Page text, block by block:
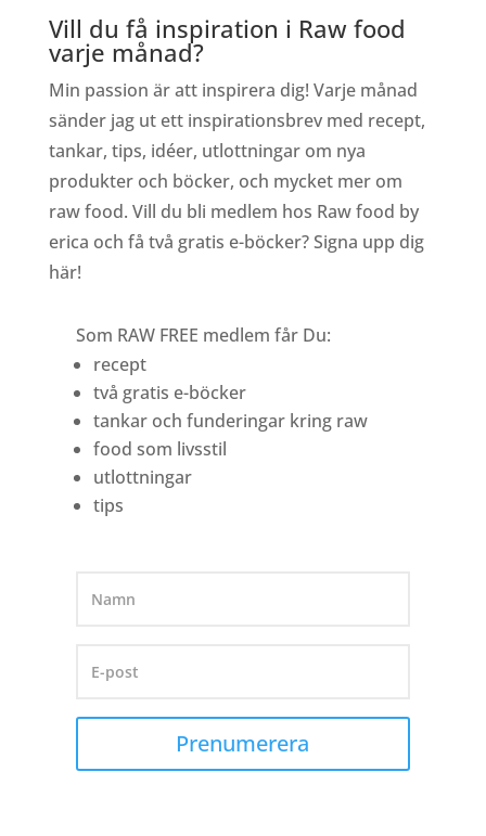
Vill du få inspiration i Raw food
varje månad?
Min passion är att inspirera dig! Varje månad
sänder jag ut ett inspirationsbrev med recept,
tankar, tips, idéer, utlottningar om nya
produkter och böcker, och mycket mer om
raw food. Vill du bli medlem hos Raw food by
erica och få två gratis e-böcker? Signa upp dig
här!
Som RAW FREE medlem får Du:
recept
två gratis e-böcker
tankar och funderingar kring raw
food som livsstil
utlottningar
tips
Prenumerera